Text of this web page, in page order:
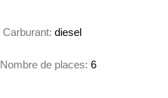
Carburant diesel
Nombre de places 6